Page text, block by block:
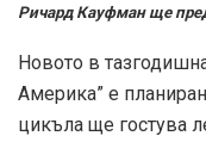
Ричард Кауфман ще
Новото в
Америка” е
цикъла ще гостува